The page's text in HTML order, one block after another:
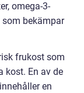
omega-3-
bekämpar
frukost som
kost. En av de
en